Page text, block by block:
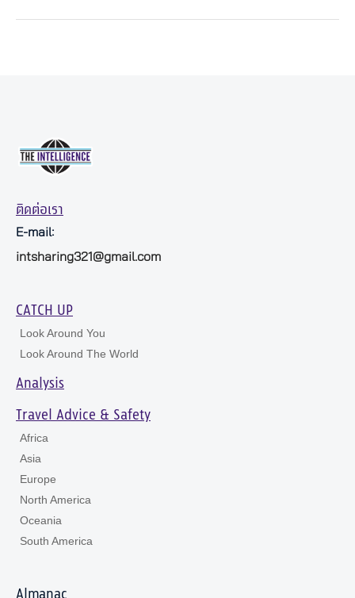
ติดต่อเรา
E-mail:
intsharing321@gmail.com
CATCH UP
Look Around You
Look Around The World
Analysis
Travel Advice & Safety
Africa
Asia
Europe
North America
Oceania
South America